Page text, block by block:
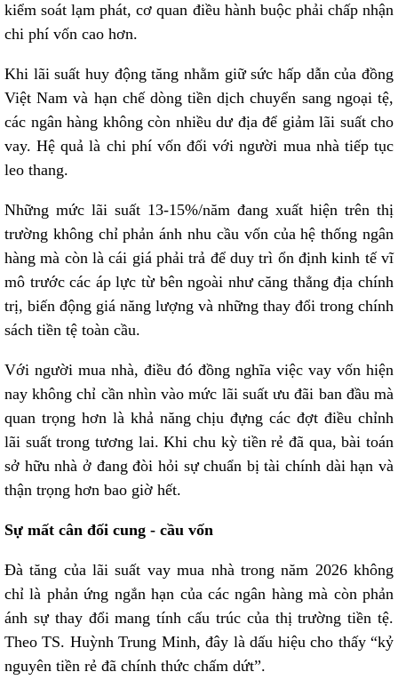
kiểm soát lạm phát, cơ quan điều hành buộc phải chấp nhận
chi phí vốn cao hơn.
Khi lãi suất huy động tăng nhằm giữ sức hấp dẫn của đồng
Việt Nam và hạn chế dòng tiền dịch chuyển sang ngoại tệ,
các ngân hàng không còn nhiều dư địa để giảm lãi suất cho
vay. Hệ quả là chi phí vốn đối với người mua nhà tiếp tục
leo thang.
Những mức lãi suất 13-15%/năm đang xuất hiện trên thị
trường không chỉ phản ánh nhu cầu vốn của hệ thống ngân
hàng mà còn là cái giá phải trả để duy trì ổn định kinh tế vĩ
mô trước các áp lực từ bên ngoài như căng thẳng địa chính
trị, biến động giá năng lượng và những thay đổi trong chính
sách tiền tệ toàn cầu.
Với người mua nhà, điều đó đồng nghĩa việc vay vốn hiện
nay không chỉ cần nhìn vào mức lãi suất ưu đãi ban đầu mà
quan trọng hơn là khả năng chịu đựng các đợt điều chỉnh
lãi suất trong tương lai. Khi chu kỳ tiền rẻ đã qua, bài toán
sở hữu nhà ở đang đòi hỏi sự chuẩn bị tài chính dài hạn và
thận trọng hơn bao giờ hết.
Sự mất cân đối cung - cầu vốn
Đà tăng của lãi suất vay mua nhà trong năm 2026 không
chỉ là phản ứng ngắn hạn của các ngân hàng mà còn phản
ánh sự thay đổi mang tính cấu trúc của thị trường tiền tệ.
Theo TS. Huỳnh Trung Minh, đây là dấu hiệu cho thấy “kỷ
nguyên tiền rẻ đã chính thức chấm dứt”.